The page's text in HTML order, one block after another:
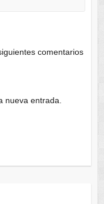
comentarios
nueva entrada.